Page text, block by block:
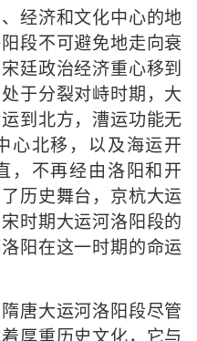
经济和文化中心的地
段不可避免地走向衰
廷政治经济重心移到
于分裂对峙时期，大
到北方，漕运功能无
心北移，以及海运开
，不再经由洛阳和开
历史舞台，京杭大运
时期大运河洛阳段的
阳在这一时期的命运
大运河洛阳段尽管
厚重历史文化，它与